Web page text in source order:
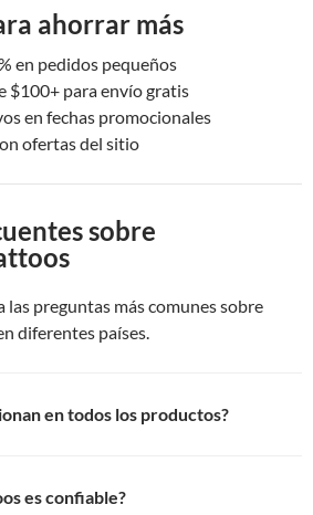
ahorrar más
en pedidos pequeños
$100+ para envío gratis
en fechas promocionales
ofertas del sitio
sobre
las preguntas más comunes sobre
diferentes países.
en todos los productos?
con otras promociones.
es confiable?